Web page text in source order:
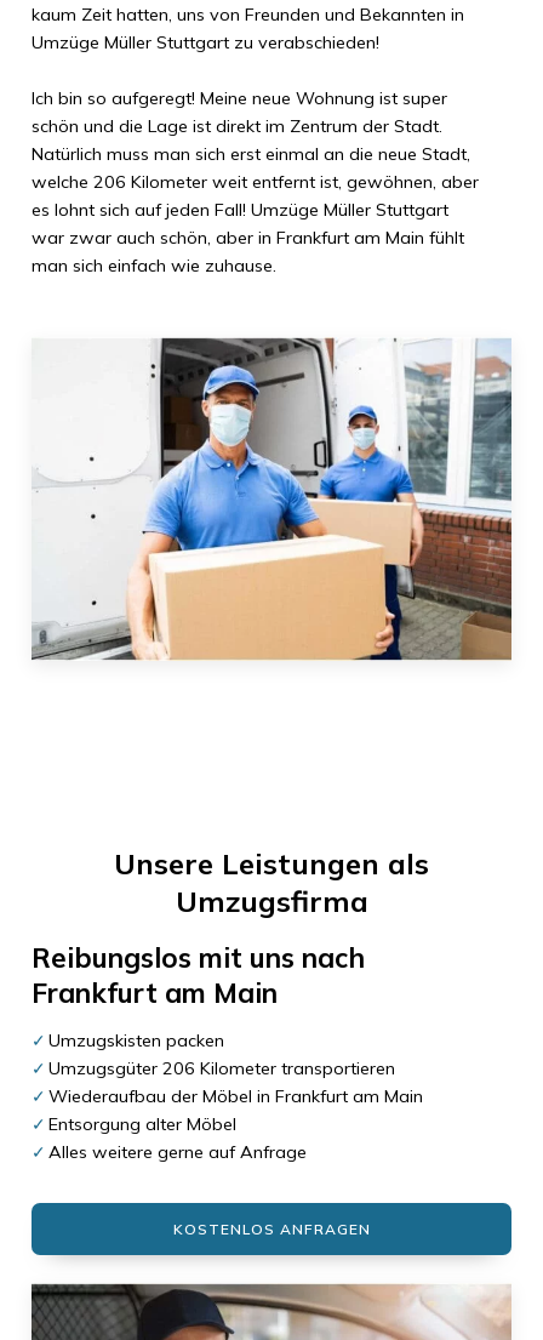
kaum Zeit hatten, uns von Freunden und Bekannten in
Umzüge Müller Stuttgartzu verabschieden!
Ich bin so aufgeregt! Meine neue Wohnung ist super
schön und die Lage ist direkt im Zentrum der Stadt.
Natürlich muss man sich erst einmal an die neue Stadt,
welche 206 Kilometerweit entfernt ist, gewöhnen, aber
es lohnt sich auf jeden Fall! Umzüge Müller Stuttgart
war zwar auch schön, aber in Frankfurt am Main fühlt
man sich einfach wie zuhause.
Unsere Leistungen als
Umzugsfirma
Reibungslos mit uns nach
Frankfurt am Main
Umzugskisten packen
Umzugsgüter 206 Kilometer transportieren
Wiederaufbau der Möbel in Frankfurt am Main
Entsorgung alter Möbel
Alles weitere gerne auf Anfrage
KOSTENLOS ANFRAGEN